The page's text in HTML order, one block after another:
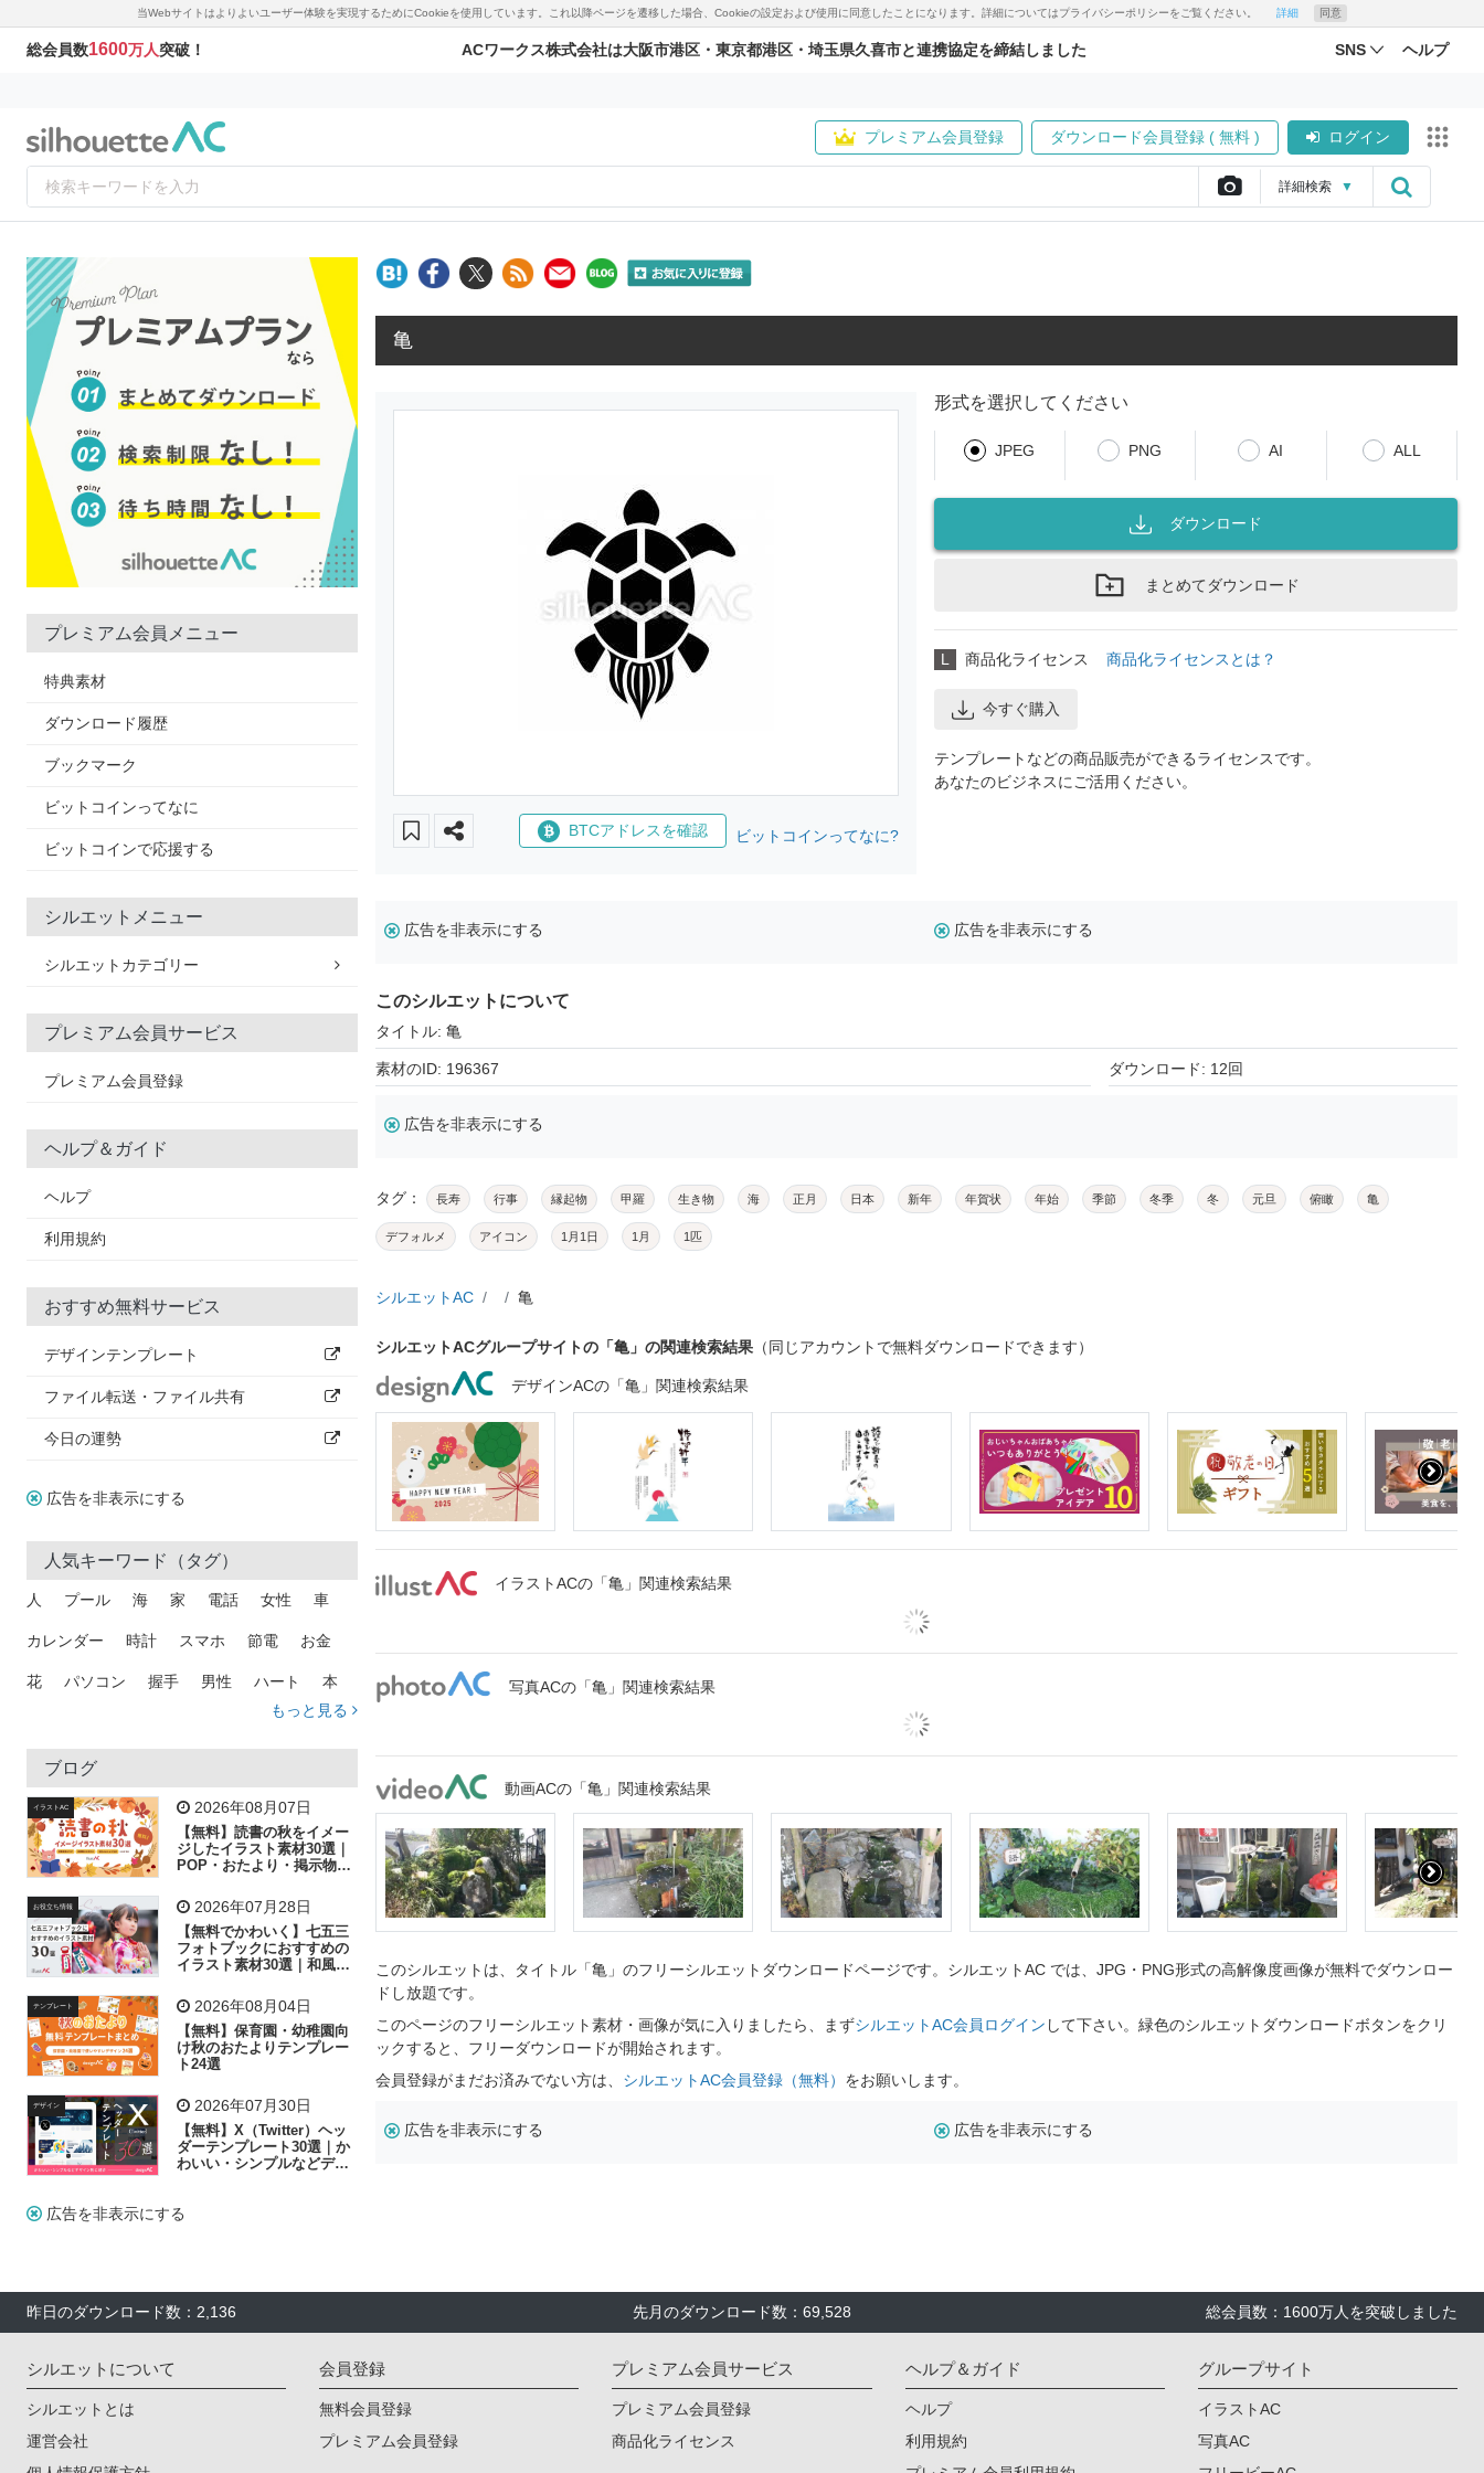
当Webサイトはよりよいユーザー体験を実現するためにCookieを使用しています。これ以降ページを遷移した場合、Cookieの設定および使用に同意したことになります。詳細についてはプライバシーポリシーをご覧ください。 詳細 同意
総会員数1600万人突破！ ACワークス株式会社は大阪市港区・東京都港区・埼玉県久喜市と連携協定を締結しました SNS ヘルプ
プレミアム会員登録 ダウンロード会員登録 ( 無料 ) ログイン
詳細検索 ▼
プレミアム会員メニュー
特典素材
ダウンロード履歴
ブックマーク
ビットコインってなに
ビットコインで応援する
シルエットメニュー
シルエットカテゴリー
プレミアム会員サービス
プレミアム会員登録
ヘルプ＆ガイド
ヘルプ
利用規約
おすすめ無料サービス
デザインテンプレート
ファイル転送・ファイル共有
今日の運勢
広告を非表示にする
人気キーワード（タグ）
人 プール 海 家 電話 女性 車
カレンダー 時計 スマホ 節電 お金
花 パソコン 握手 男性 ハート 本
トラック 木
吹き出し
飛行機 グラフ ビル 魚 家族 書類
歩く 工場 会社 太陽 キラキラ
子供 作業員 葉 相談 ピクトグラム
もっと見る
ブログ
イラストAC 2026年08月07日
【無料】読書の秋をイメー
ジしたイラスト素材30選｜
POP・おたより・掲示物に
お役立ち情報 2026年07月28日
【無料でかわいく】七五三
フォトブックにおすすめの
イラスト素材30選｜和風の
テンプレート 2026年08月04日
【無料】保育園・幼稚園向
け秋のおたよりテンプレー
ト24選
デザイン 2026年07月30日
【無料】X（Twitter）ヘッ
ダーテンプレート30選｜か
わいい・シンプルなどデザ
広告を非表示にする
亀
BTCアドレスを確認 ビットコインってなに?
形式を選択してください
JPEG PNG AI ALL
ダウンロード
まとめてダウンロード
L 商品化ライセンス 商品化ライセンスとは？
今すぐ購入
テンプレートなどの商品販売ができるライセンスです。
あなたのビジネスにご活用ください。
広告を非表示にする 広告を非表示にする
このシルエットについて
タイトル: 亀
素材のID: 196367 ダウンロード: 12回
広告を非表示にする
タグ： 長寿 行事 縁起物 甲羅 生き物 海 正月 日本 新年 年賀状 年始 季節 冬季 冬 元旦 俯瞰 亀
デフォルメ アイコン 1月1日 1月 1匹
シルエットAC 亀
シルエットACグループサイトの「亀」の関連検索結果 （同じアカウントで無料ダウンロードできます）
デザインACの「亀」関連検索結果
イラストACの「亀」関連検索結果
写真ACの「亀」関連検索結果
動画ACの「亀」関連検索結果
このシルエットは、タイトル「亀」のフリーシルエットダウンロードページです。シルエットAC では、JPG・PNG形式の高解像度画像が無料でダウンロー
ドし放題です。
このページのフリーシルエット素材・画像が気に入りましたら、まずシルエットAC会員ログイン して下さい。緑色のシルエットダウンロードボタンをクリ
ックすると、フリーダウンロードが開始されます。
会員登録がまだお済みでない方は、 シルエットAC会員登録（無料） をお願いします。
広告を非表示にする 広告を非表示にする
昨日のダウンロード数：2,136 先月のダウンロード数：69,528 総会員数：1600万人を突破しました
シルエットについて
シルエットとは
運営会社
会員登録
無料会員登録
プレミアム会員登録
プレミアム会員サービス
プレミアム会員登録
商品化ライセンス
ヘルプ＆ガイド
ヘルプ
利用規約
グループサイト
イラストAC
写真AC